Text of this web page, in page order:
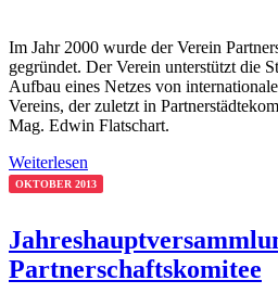
Im Jahr 2000 wurde der Verein
gegründet. Der Verein unterstützt die
Aufbau eines Netzes von
Vereins, der zuletzt in
Mag. Edwin Flatschart.
Weiterlesen
OKTOBER 2013
Partnerschaftskomitee